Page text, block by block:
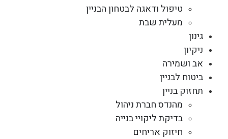
טיפול ודאגה לבטחון הבניין
מעלית שבת
גינון
ניקיון
אב ושמירה
ביטוח לבניין
תחזוק בניין
מהנדס חברת ניהול
בדיקת ליקויי בנייה
חיזוק אריחים